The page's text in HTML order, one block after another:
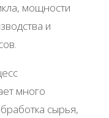
мощности
и
много
сырья,